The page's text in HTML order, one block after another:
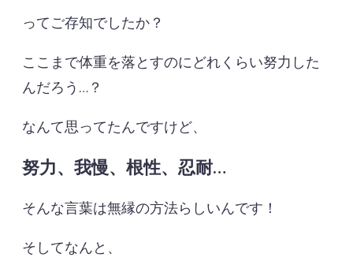
ってご存知でしたか？
ここまで体重を落とすのにどれくらい努力した
んだろう…？
なんて思ってたんですけど、
努力、我慢、根性、忍耐…
そんな言葉は無縁の方法らしいんです！
そしてなんと、